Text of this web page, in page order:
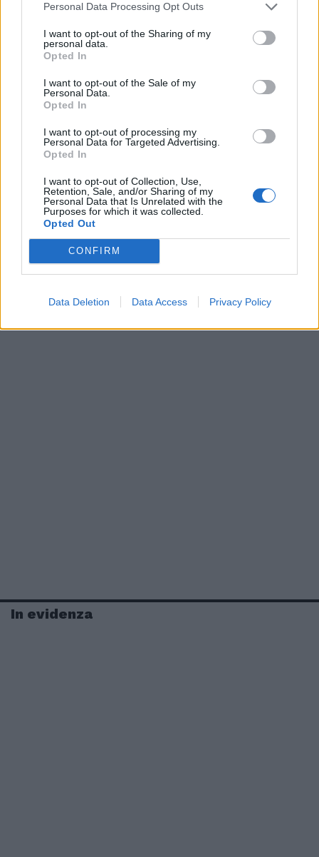
Personal Data Processing Opt Outs
I want to opt-out of the Sharing of my
personal data.
Opted In
I want to opt-out of the Sale of my
Personal Data.
Opted In
I want to opt-out of processing my
Personal Data for Targeted Advertising.
Opted In
I want to opt-out of Collection, Use,
Retention, Sale, and/or Sharing of my
Personal Data that Is Unrelated with the
Purposes for which it was collected.
Opted Out
CONFIRM
Data Deletion Data Access Privacy Policy
alienus, ritroviamo una nostra identità
culturale, noi che siamo la nazione che nel
mondo ha un retaggio che nessun'altra
possiede, come solo all'estero ci ricordano.
Monumenti e opere d'arte non sono soltanto
“cose” che attraggono i turisti, ma anche
significano altro. Dobbiamo svegliarci da
questo interminabile incubo di una piovosa
giornata di mezza estate...“L'Italia è mora. Viva
l'Italia!” dice il titolo di un nuovo programma
tv. Speriamo solo che non ne esca uno
zombi, un morto vivente, e che l'Italia sia
veramente viva...
In evidenza